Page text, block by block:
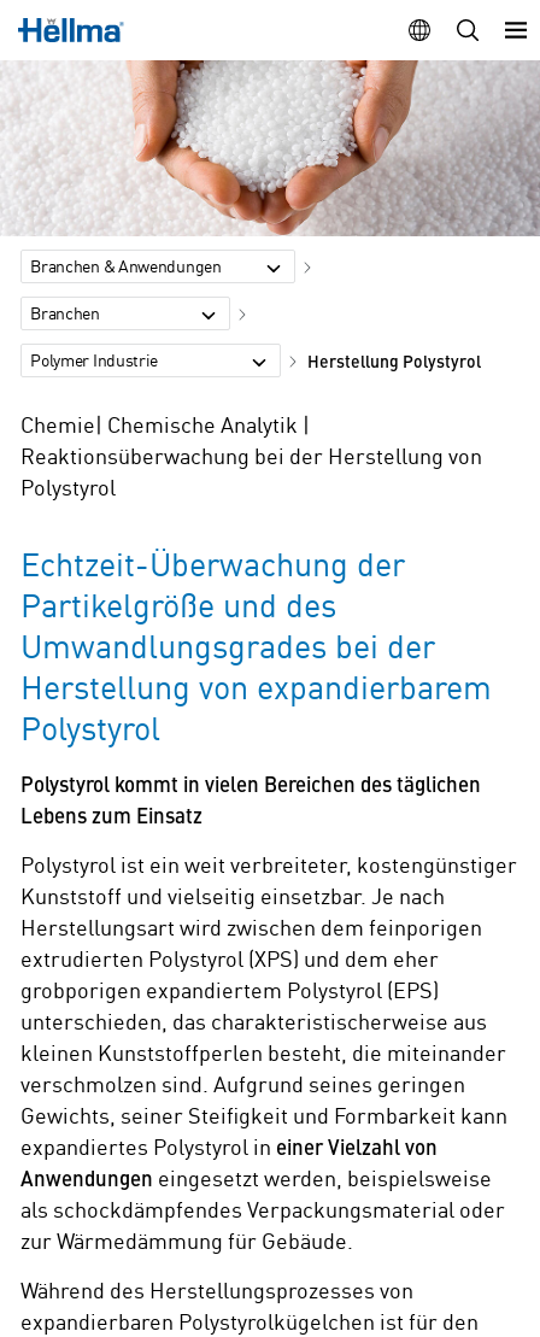
Branchen & Anwendungen
Branchen
Polymer Industrie Herstellung Polystyrol
Chemie| Chemische Analytik |
Reaktionsüberwachung bei der Herstellung von
Polystyrol
Echtzeit-Überwachung der
Partikelgröße und des
Umwandlungsgrades bei der
Herstellung von expandierbarem
Polystyrol
Polystyrol kommt in vielen Bereichen des täglichen
Lebens zum Einsatz
Polystyrol ist ein weit verbreiteter, kostengünstiger
Kunststoff und vielseitig einsetzbar. Je nach
Herstellungsart wird zwischen dem feinporigen
extrudierten Polystyrol (XPS) und dem eher
grobporigen expandiertem Polystyrol (EPS)
unterschieden, das charakteristischerweise aus
kleinen Kunststoffperlen besteht, die miteinander
verschmolzen sind. Aufgrund seines geringen
Gewichts, seiner Steifigkeit und Formbarkeit kann
expandiertes Polystyrol in einer Vielzahl von
Anwendungen eingesetzt werden, beispielsweise
als schockdämpfendes Verpackungsmaterial oder
zur Wärmedämmung für Gebäude.
Während des Herstellungsprozesses von
expandierbaren Polystyrolkügelchen ist für den